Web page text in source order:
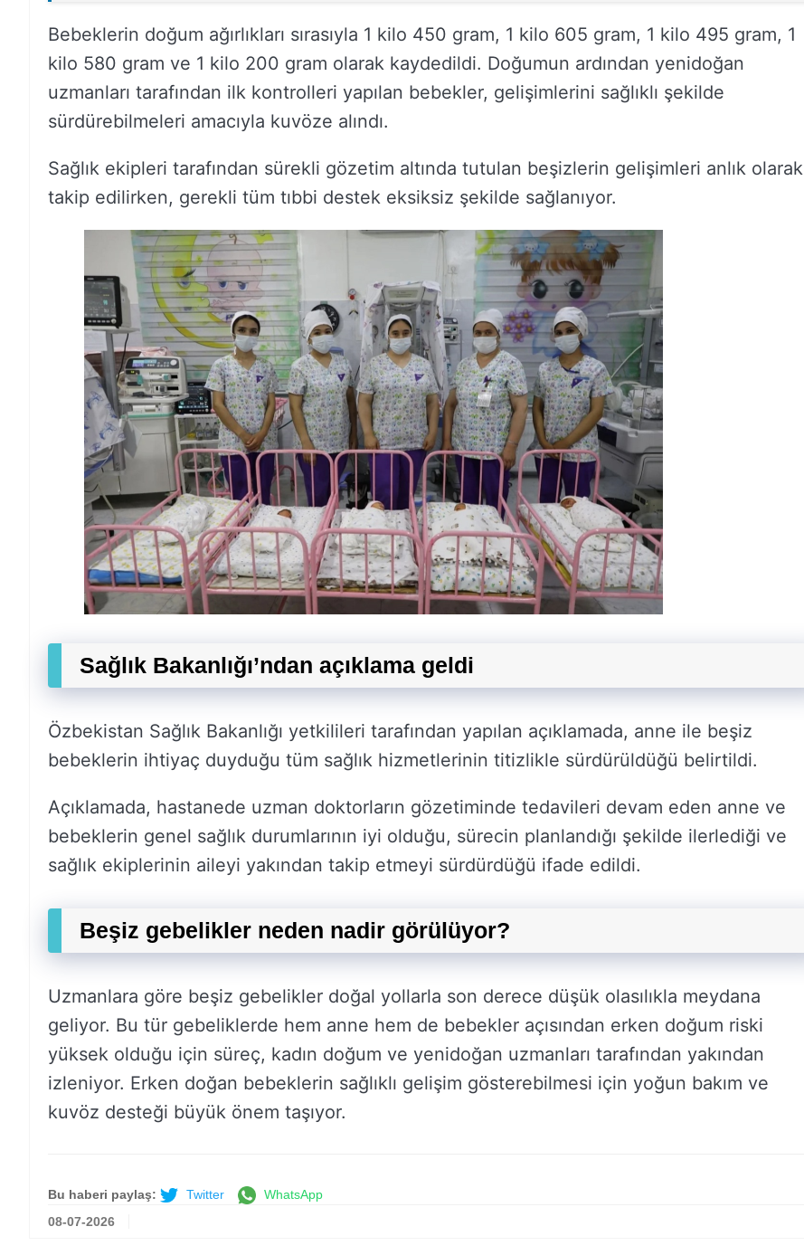
Bebeklerin doğum ağırlıkları sırasıyla 1 kilo 450 gram, 1 kilo 605 gram, 1 kilo 495 gram, 1
kilo 580 gram ve 1 kilo 200 gram olarak kaydedildi. Doğumun ardından yenidoğan
uzmanları tarafından ilk kontrolleri yapılan bebekler, gelişimlerini sağlıklı şekilde
sürdürebilmeleri amacıyla kuvöze alındı.
Sağlık ekipleri tarafından sürekli gözetim altında tutulan beşizlerin gelişimleri anlık olarak
takip edilirken, gerekli tüm tıbbi destek eksiksiz şekilde sağlanıyor.
Sağlık Bakanlığı’ndan açıklama geldi
Özbekistan Sağlık Bakanlığı yetkilileri tarafından yapılan açıklamada, anne ile beşiz
bebeklerin ihtiyaç duyduğu tüm sağlık hizmetlerinin titizlikle sürdürüldüğü belirtildi.
Açıklamada, hastanede uzman doktorların gözetiminde tedavileri devam eden anne ve
bebeklerin genel sağlık durumlarının iyi olduğu, sürecin planlandığı şekilde ilerlediği ve
sağlık ekiplerinin aileyi yakından takip etmeyi sürdürdüğü ifade edildi.
Beşiz gebelikler neden nadir görülüyor?
Uzmanlara göre beşiz gebelikler doğal yollarla son derece düşük olasılıkla meydana
geliyor. Bu tür gebeliklerde hem anne hem de bebekler açısından erken doğum riski
yüksek olduğu için süreç, kadın doğum ve yenidoğan uzmanları tarafından yakından
izleniyor. Erken doğan bebeklerin sağlıklı gelişim gösterebilmesi için yoğun bakım ve
kuvöz desteği büyük önem taşıyor.
Bu haberi paylaş: Twitter
WhatsApp
08-07-2026